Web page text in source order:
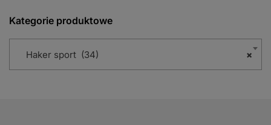
Kategorie produktowe
×
Haker sport (34)